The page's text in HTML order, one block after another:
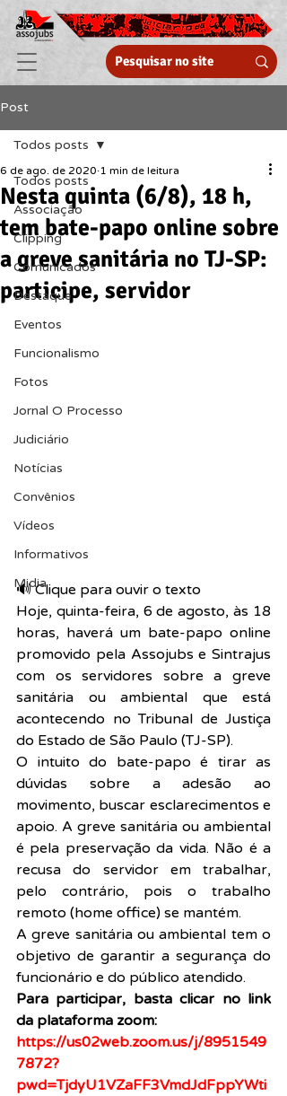
Post
Todos posts
Associação
Clipping
Comunicados
Destaque
Eventos
Funcionalismo
Fotos
Jornal O Processo
Judiciário
Notícias
Convênios
Vídeos
Informativos
Midia
Todos posts
Nesta quinta (6/8), 18 h,
tem bate-papo online sobre
a greve sanitária no TJ-SP:
participe, servidor
6 de ago. de 2020 1 min de leitura
🔊 Clique para ouvir o texto
Hoje, quinta-feira, 6 de agosto, às 18
horas, haverá um bate-papo online
promovido pela Assojubs e Sintrajus
com os servidores sobre a greve
sanitária ou ambiental que está
acontecendo no Tribunal de Justiça
do Estado de São Paulo (TJ-SP).
O intuito do bate-papo é tirar as
dúvidas sobre a adesão ao
movimento, buscar esclarecimentos e
apoio. A greve sanitária ou ambiental
é pela preservação da vida. Não é a
recusa do servidor em trabalhar,
pelo contrário, pois o trabalho
remoto (home office) se mantém.
A greve sanitária ou ambiental tem o
objetivo de garantir a segurança do
funcionário e do público atendido.
Para participar, basta clicar no link
da plataforma zoom:
https://us02web.zoom.us/j/8951549
7872?
pwd=TjdyU1VZaFF3VmdJdFppYWti